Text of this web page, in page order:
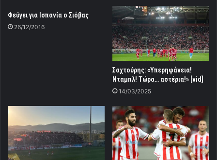
Φεύγει για Ισπανία ο Σιόβας
26/12/2016
Σαχτούρης: «Υπερηφάνεια!
Νταμπλ! Τώρα… αστέρια!» [vid]
14/03/2025